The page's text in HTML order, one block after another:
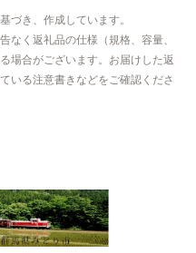
づき、作成しています。
なく返礼品の仕様（規格、容量、
場合がございます。お届けした返
いる注意書きなどをご確認くださ